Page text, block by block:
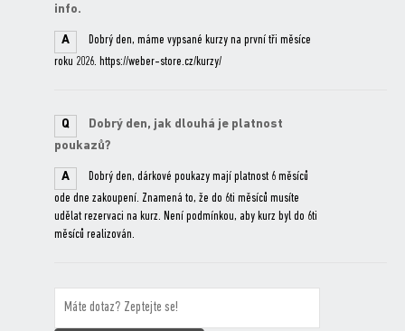
info.
A
Dobrý den, máme vypsané kurzy na první tři měsíce
roku 2026. https://weber-store.cz/kurzy/
Q
Dobrý den, jak dlouhá je platnost
poukazů?
A
Dobrý den, dárkové poukazy mají platnost 6 měsíců
ode dne zakoupení. Znamená to, že do 6ti měsíců musíte
udělat rezervaci na kurz. Není podmínkou, aby kurz byl do 6ti
měsíců realizován.